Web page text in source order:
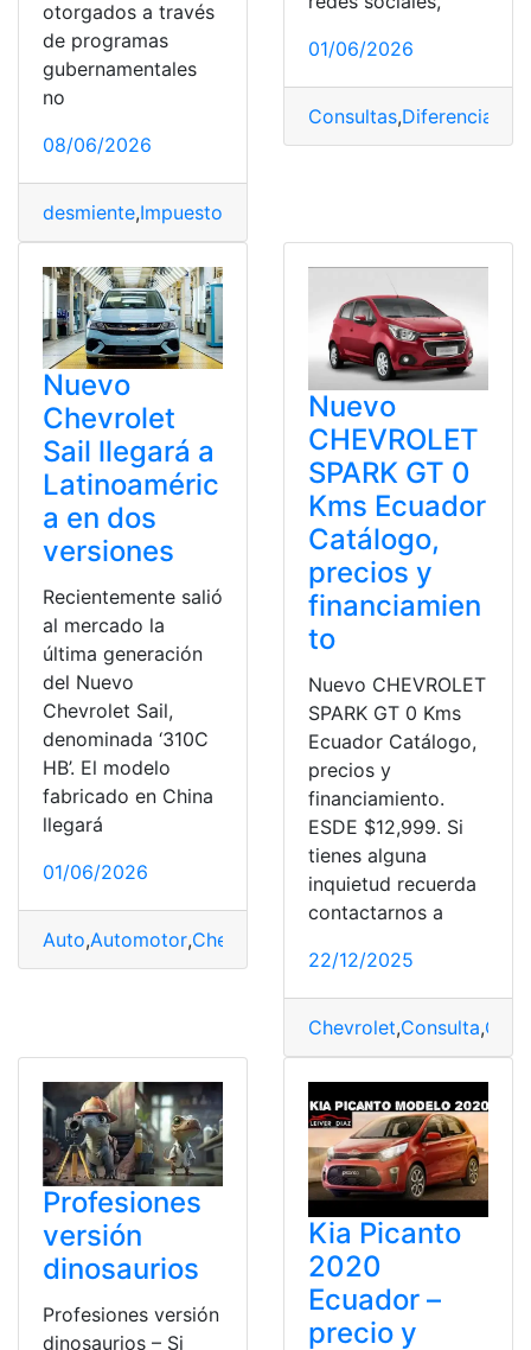
otorgados a través
de programas
gubernamentales
no
08/06/2026
desmiente,Impuestos
01/06/2026
Consultas,Diferencias
Nuevo
Chevrolet
Sail llegará a
Latinoaméric
a en dos
versiones
Recientemente salió
al mercado la
última generación
del Nuevo
Chevrolet Sail,
denominada ‘310C
HB’. El modelo
fabricado en China
llegará
01/06/2026
Auto,Automotor,Chevrolet Sail
Nuevo
CHEVROLET
SPARK GT 0
Kms Ecuador
Catálogo,
precios y
financiamien
to
Nuevo CHEVROLET
SPARK GT 0 Kms
Ecuador Catálogo,
precios y
financiamiento.
ESDE $12,999. Si
tienes alguna
inquietud recuerda
contactarnos a
22/12/2025
Chevrolet,Consulta,
Profesiones
versión
dinosaurios
Profesiones versión
dinosaurios – Si
Kia Picanto
2020
Ecuador –
precio y